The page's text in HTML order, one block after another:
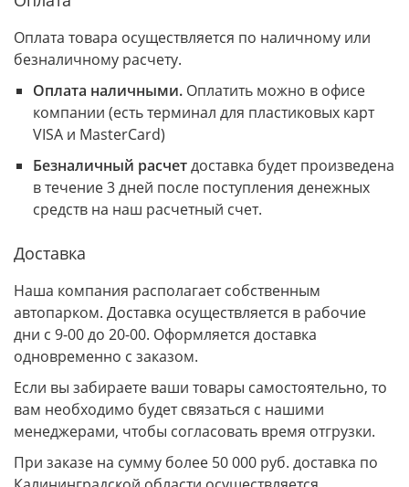
Оплата товара осуществляется по наличному или
безналичному расчету.
Оплата наличными. Оплатить можно в офисе
компании (есть терминал для пластиковых карт
VISA и MasterCard)
Безналичный расчетдоставка будет произведена
в течение 3 дней после поступления денежных
средств на наш расчетный счет.
Доставка
Наша компания располагает собственным
автопарком. Доставка осуществляется в рабочие
дни с 9-00 до 20-00. Оформляется доставка
одновременно с заказом.
Если вы забираете ваши товары самостоятельно, то
вам необходимо будет связаться с нашими
менеджерами, чтобы согласовать время отгрузки.
При заказе на сумму более 50 000 руб. доставка по